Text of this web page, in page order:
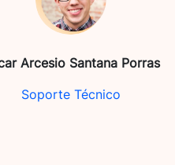
Arcesio Santana Porras
Soporte Técnico